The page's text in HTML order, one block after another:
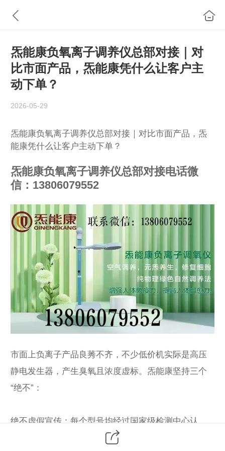
炁能康负氧离子调养仪总部对接｜对
比市面产品，炁能康凭什么让客户主
动下单？
2026-05-29
炁能康负氧离子调养仪总部对接｜对比市面产品，炁
能康凭什么让客户主动下单？
炁能康负氧离子调养仪总部对接电话微
信：13806079552
市面上负离子产品良莠不齐，不少低价机实际是高压
静电发生器，产生臭氧且浓度虚标。炁能康坚持三个
“绝不”：
绝不虚假宣传：每个型号均经过国家级检测中心认